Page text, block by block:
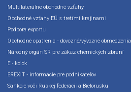
Multilaterálne obchodné vzťahy
Obchodné vzťahy EÚ s tretími krajinami
Podpora exportu
Obchodné opatrenia - dovozné/vývozné obmedzenia
Národný orgán SR pre zákaz chemických zbraní
E - kolok
BREXIT - informácie pre podnikateľov
Sankcie voči Ruskej federácii a Bielorusku